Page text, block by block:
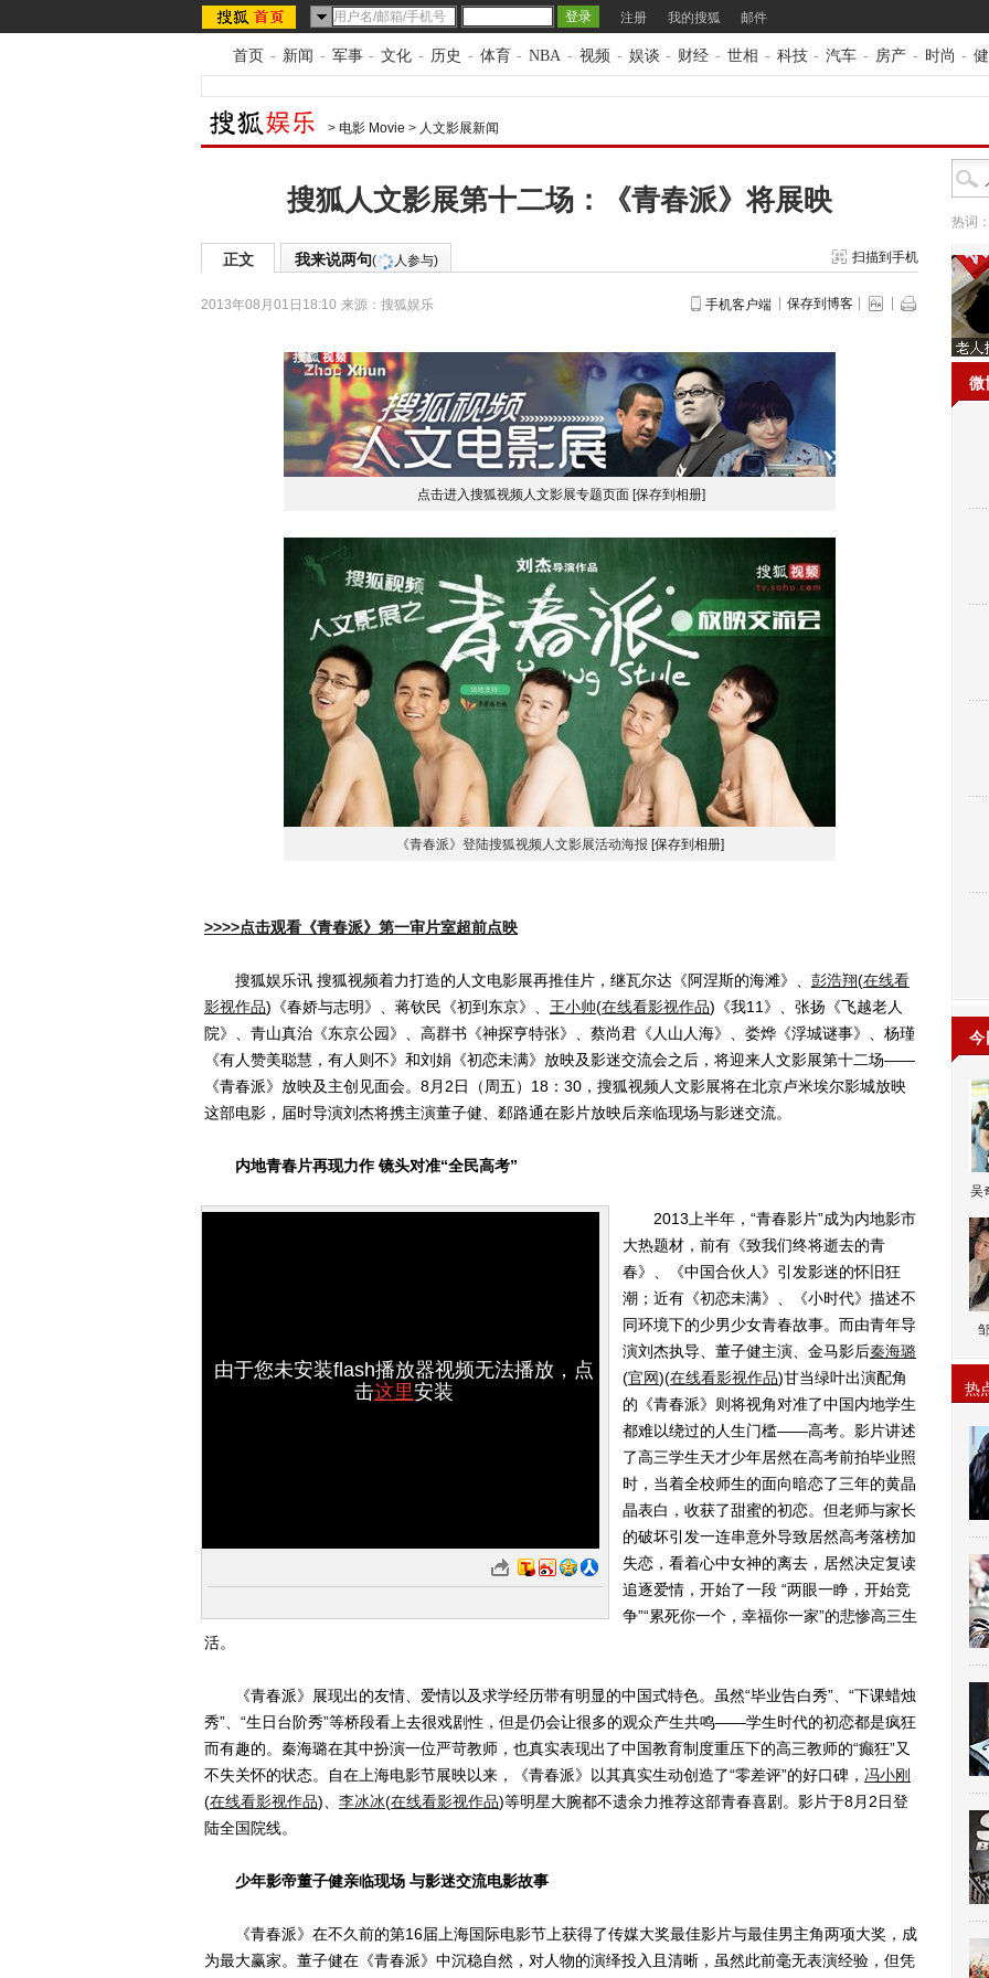
注册 我的搜狐 邮件
首页 - 新闻 - 军事 - 文化 - 历史 - 体育 - NBA - 视频 - 娱谈 - 财经 - 世相 - 科技 - 汽车 - 房产 - 时尚 -
> 电影 Movie > 人文影展新闻
搜狐人文影展第十二场：《青春派》将展映
正文 我来说两句( 人参与) 扫描到手机
2013年08月01日18:10 来源： 搜狐娱乐 手机客户端 保存到博客
点击进入搜狐视频人文影展专题页面 [保存到相册]
《青春派》登陆搜狐视频人文影展活动海报 [保存到相册]
>>>>点击观看《青春派》第一审片室超前点映
搜狐娱乐讯 搜狐视频着力打造的人文电影展再推佳片，继瓦尔达《阿涅斯的海滩》、 彭浩翔(在线看
影视作品) 《春娇与志明》、蒋钦民《初到东京》、 王小帅(在线看影视作品) 《我11》、张扬《飞越老人
院》、青山真治《东京公园》、高群书《神探亨特张》、蔡尚君《人山人海》、娄烨《浮城谜事》、杨瑾
《有人赞美聪慧，有人则不》和刘娟《初恋未满》放映及影迷交流会之后，将迎来人文影展第十二场——
《青春派》放映及主创见面会。8月2日（周五）18：30，搜狐视频人文影展将在北京卢米埃尔影城放映
这部电影，届时导演刘杰将携主演董子健、郄路通在影片放映后亲临现场与影迷交流。
内地青春片再现力作 镜头对准“全民高考”
由于您未安装flash播放器视频无法播放，点
击这里安装
2013上半年，“青春影片”成为内地影市
大热题材，前有《致我们终将逝去的青
春》、《中国合伙人》引发影迷的怀旧狂
潮；近有《初恋未满》、《小时代》描述不
同环境下的少男少女青春故事。而由青年导
演刘杰执导、董子健主演、金马影后秦海璐
(官网)(在线看影视作品)甘当绿叶出演配角
的《青春派》则将视角对准了中国内地学生
都难以绕过的人生门槛——高考。影片讲述
了高三学生天才少年居然在高考前拍毕业照
时，当着全校师生的面向暗恋了三年的黄晶
晶表白，收获了甜蜜的初恋。但老师与家长
的破坏引发一连串意外导致居然高考落榜加
失恋，看着心中女神的离去，居然决定复读
追逐爱情，开始了一段 “两眼一睁，开始竞
争”“累死你一个，幸福你一家”的悲惨高三生
活。
《青春派》展现出的友情、爱情以及求学经历带有明显的中国式特色。虽然“毕业告白秀”、“下课蜡烛
秀”、“生日台阶秀”等桥段看上去很戏剧性，但是仍会让很多的观众产生共鸣——学生时代的初恋都是疯狂
而有趣的。秦海璐在其中扮演一位严苛教师，也真实表现出了中国教育制度重压下的高三教师的“癫狂”又
不失关怀的状态。自在上海电影节展映以来，《青春派》以其真实生动创造了“零差评”的好口碑， 冯小刚
(在线看影视作品) 李冰冰(在线看影视作品)等明星大腕都不遗余力推荐这部青春喜剧。影片于8月2日登
陆全国院线。
少年影帝董子健亲临现场 与影迷交流电影故事
《青春派》在不久前的第16届上海国际电影节上获得了传媒大奖最佳影片与最佳男主角两项大奖，成
为最大赢家。董子健在《青春派》中沉稳自然，对人物的演绎投入且清晰，虽然此前毫无表演经验，但凭
热词
微
今
吴
热